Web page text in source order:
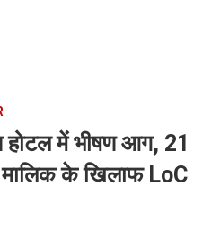
होटल में भीषण आग, 21
मालिक के खिलाफ LoC